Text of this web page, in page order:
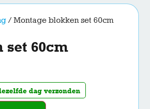
/ Montage blokken set 60cm
60cm
dag verzonden